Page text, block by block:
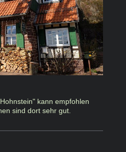
kann empfohlen
sind dort sehr gut.